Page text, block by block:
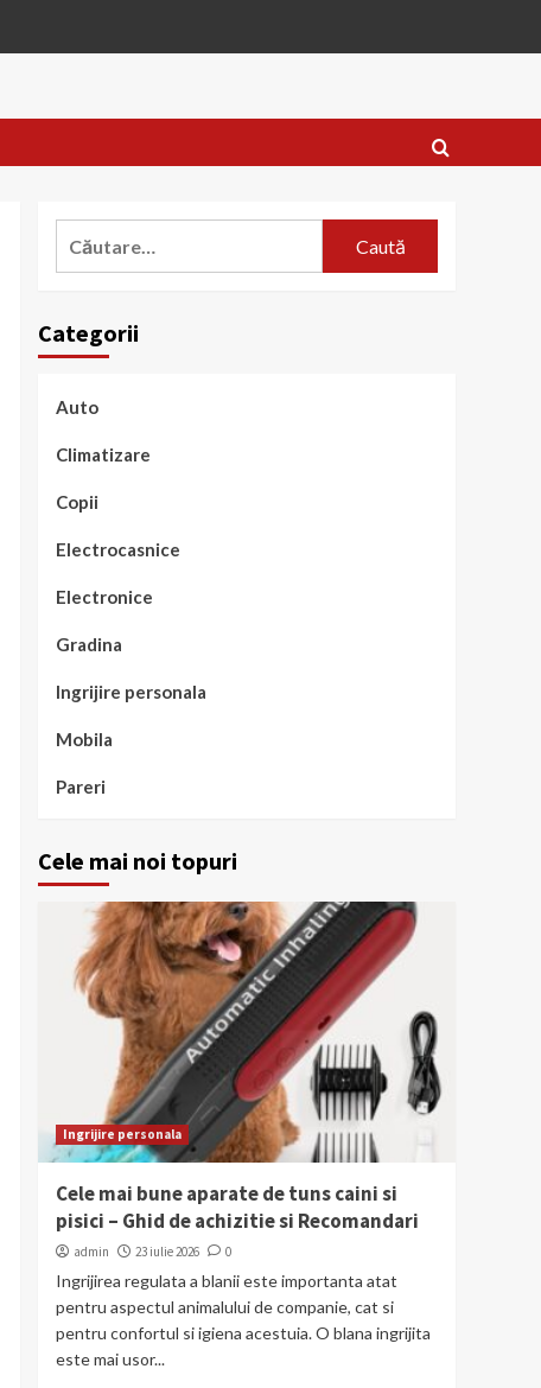
Categorii
Auto
Climatizare
Copii
Electrocasnice
Electronice
Gradina
Ingrijire personala
Mobila
Pareri
Cele mai noi topuri
Ingrijire personala
Cele mai bune aparate de tuns caini si
pisici – Ghid de achizitie si Recomandari
admin 23 iulie 2026 0
Ingrijirea regulata a blanii este importanta atat
pentru aspectul animalului de companie, cat si
pentru confortul si igiena acestuia. O blana ingrijita
este mai usor...